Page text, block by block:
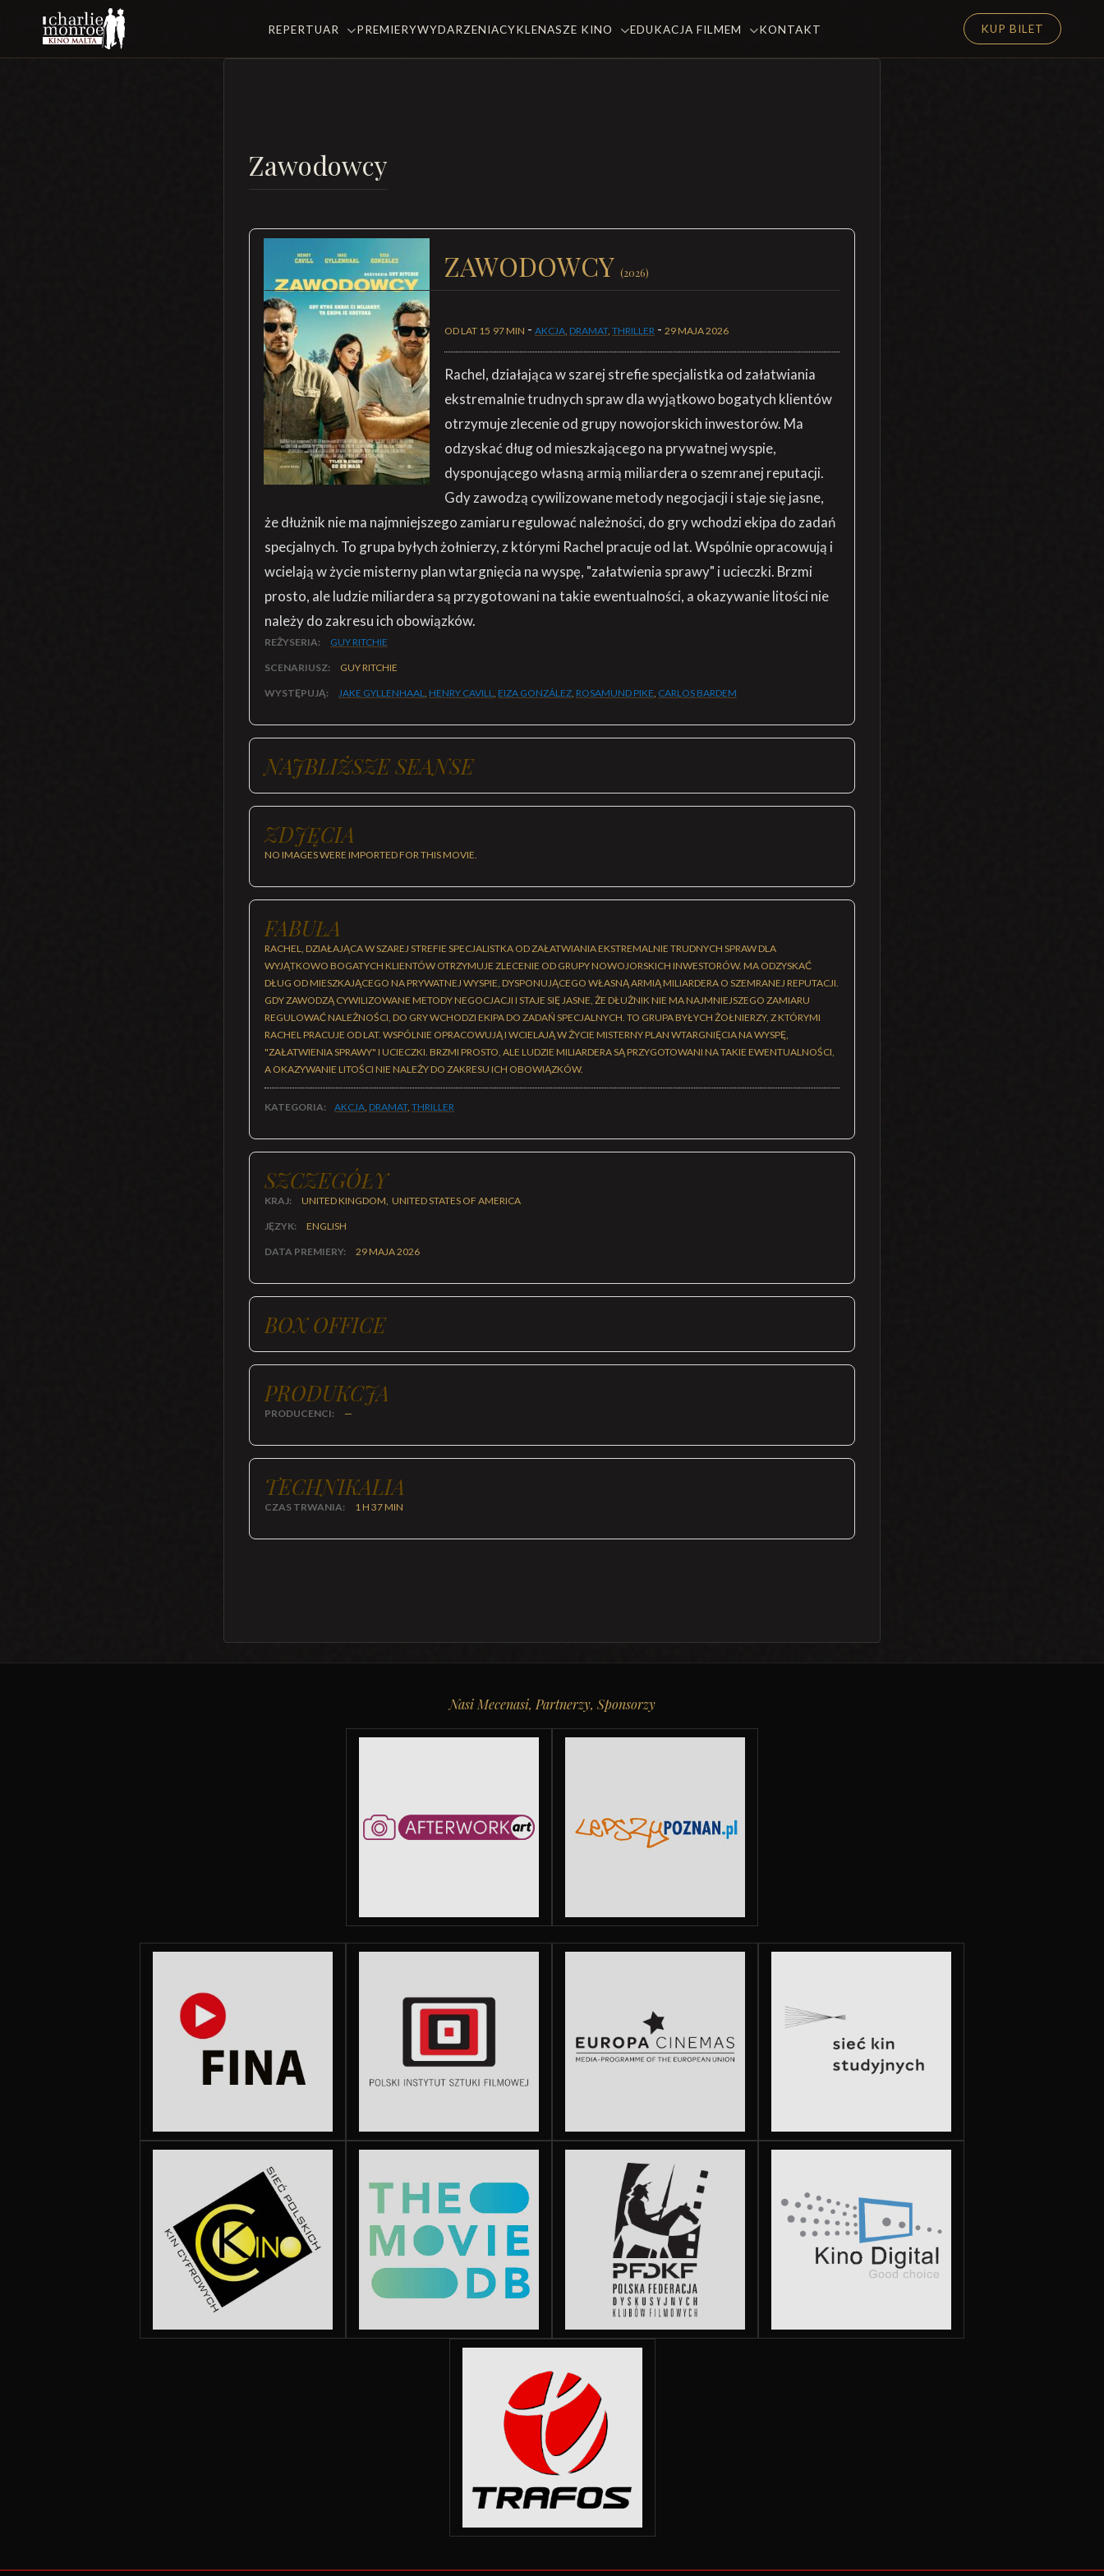
REPERTUAR PREMIERYWYDARZENIACYKLENASZE KINO EDUKACJA FILMEM KONTAKT KUP BILET
Zawodowcy
ZAWODOWCY (2026)
OD LAT 15 97 MIN - AKCJA, DRAMAT, THRILLER - 29 MAJA 2026
Rachel, działająca w szarej strefie specjalistka od załatwiania
ekstremalnie trudnych spraw dla wyjątkowo bogatych klientów
otrzymuje zlecenie od grupy nowojorskich inwestorów. Ma
odzyskać dług od mieszkającego na prywatnej wyspie,
dysponującego własną armią miliardera o szemranej reputacji.
Gdy zawodzą cywilizowane metody negocjacji i staje się jasne,
że dłużnik nie ma najmniejszego zamiaru regulować należności, do gry wchodzi ekipa do zadań
specjalnych. To grupa byłych żołnierzy, z którymi Rachel pracuje od lat. Wspólnie opracowują i
wcielają w życie misterny plan wtargnięcia na wyspę, "załatwienia sprawy" i ucieczki. Brzmi
prosto, ale ludzie miliardera są przygotowani na takie ewentualności, a okazywanie litości nie
należy do zakresu ich obowiązków.
REŻYSERIA: GUY RITCHIE
SCENARIUSZ: GUY RITCHIE
WYSTĘPUJĄ: JAKE GYLLENHAAL, HENRY CAVILL, EIZA GONZÁLEZ, ROSAMUND PIKE, CARLOS BARDEM
NAJBLIŻSZE SEANSE
ZDJĘCIA
NO IMAGES WERE IMPORTED FOR THIS MOVIE.
FABUŁA
RACHEL, DZIAŁAJĄCA W SZAREJ STREFIE SPECJALISTKA OD ZAŁATWIANIA EKSTREMALNIE TRUDNYCH SPRAW DLA
WYJĄTKOWO BOGATYCH KLIENTÓW OTRZYMUJE ZLECENIE OD GRUPY NOWOJORSKICH INWESTORÓW. MA ODZYSKAĆ
DŁUG OD MIESZKAJĄCEGO NA PRYWATNEJ WYSPIE, DYSPONUJĄCEGO WŁASNĄ ARMIĄ MILIARDERA O SZEMRANEJ REPUTACJI.
GDY ZAWODZĄ CYWILIZOWANE METODY NEGOCJACJI I STAJE SIĘ JASNE, ŻE DŁUŻNIK NIE MA NAJMNIEJSZEGO ZAMIARU
REGULOWAĆ NALEŻNOŚCI, DO GRY WCHODZI EKIPA DO ZADAŃ SPECJALNYCH. TO GRUPA BYŁYCH ŻOŁNIERZY, Z KTÓRYMI
RACHEL PRACUJE OD LAT. WSPÓLNIE OPRACOWUJĄ I WCIELAJĄ W ŻYCIE MISTERNY PLAN WTARGNIĘCIA NA WYSPĘ,
"ZAŁATWIENIA SPRAWY" I UCIECZKI. BRZMI PROSTO, ALE LUDZIE MILIARDERA SĄ PRZYGOTOWANI NA TAKIE EWENTUALNOŚCI,
A OKAZYWANIE LITOŚCI NIE NALEŻY DO ZAKRESU ICH OBOWIĄZKÓW.
KATEGORIA: AKCJA, DRAMAT, THRILLER
SZCZEGÓŁY
KRAJ: UNITED KINGDOM, UNITED STATES OF AMERICA
JĘZYK: ENGLISH
DATA PREMIERY: 29 MAJA 2026
BOX OFFICE
PRODUKCJA
PRODUCENCI: —
TECHNIKALIA
CZAS TRWANIA: 1 H 37 MIN
Nasi Mecenasi, Partnerzy, Sponsorzy